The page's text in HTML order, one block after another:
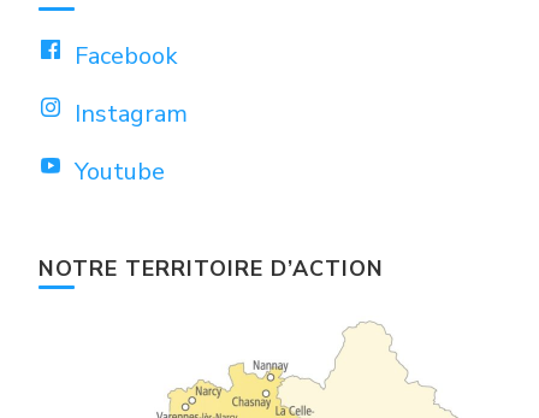
Facebook
Instagram
Youtube
NOTRE TERRITOIRE D’ACTION